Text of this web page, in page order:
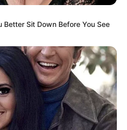
Better Sit Down Before You See